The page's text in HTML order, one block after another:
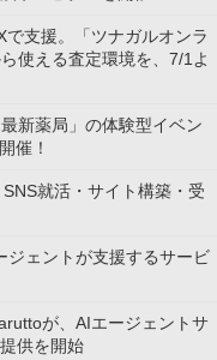
支援。「ツナガルオンラ
使える査定環境を、7/1よ
新薬局」の体験型イベン
催！
就活・サイト構築・受
ジェントが支援するサービ
が、AIエージェントサ
供を開始